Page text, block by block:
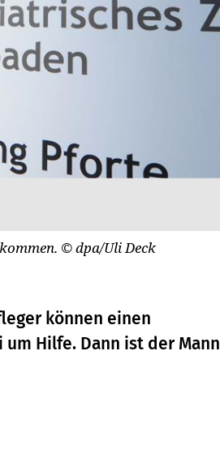
© dpa/Uli Deck
können einen
Hilfe. Dann ist der Mann